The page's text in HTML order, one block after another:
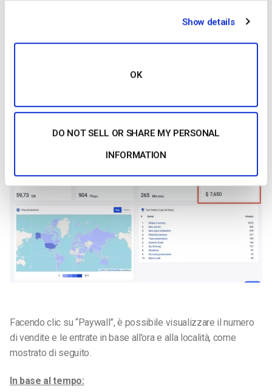
Show details
OK
DO NOT SELL OR SHARE MY PERSONAL
INFORMATION
“Paywall”. Nel cruscotto generale, si vedranno solo i guadagni
Facendo clic su “Paywall”, è possibile visualizzare il numero
di vendite e le entrate in base all’ora e alla località, come
mostrato di seguito.
In base al tempo: